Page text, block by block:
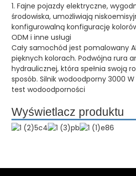
1. Fajne pojazdy elektryczne,
środowiska, umożliwiają
konfigurowalną konfigurację
ODM i inne usługi
Cały samochód jest pomalowany
pięknych kolorach. Podwójna rura
hydraulicznej, która spełnia swoją
sposób. Silnik wodoodporny 3000
test wodoodporności
Wyświetlacz produktu